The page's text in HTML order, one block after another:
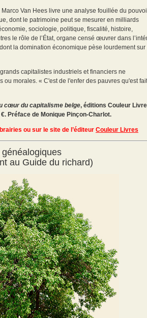
Van Hees livre une analyse fouillée du
dont le patrimoine peut se mesurer en milliards
sociologie, politique, fiscalité, histoire,
le rôle de l’État, organe censé œuvrer dans
la domination économique pèse lourdement sur
capitalistes industriels et financiers ne
ou morales. « C'est de l'enfer des pauvres qu'est
cœur du capitalisme belge, éditions Couleur
Préface de Monique Pinçon-Charlot.
ou sur le site de l’éditeur Couleur Livres
au Guide du richard)